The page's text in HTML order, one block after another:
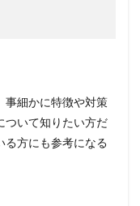
事細かに特徴や対策
ついて知りたい方だ
る方にも参考になる